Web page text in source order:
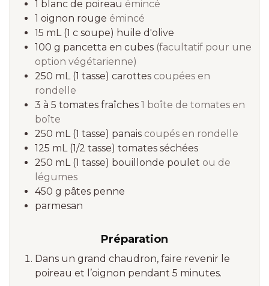
1 blanc de poireau émincé
1 oignon rouge émincé
15 mL (1 c soupe) huile d'olive
100 g pancetta en cubes (facultatif pour une
option végétarienne)
250 mL (1 tasse) carottes coupées en
rondelle
3 à 5 tomates fraîches 1 boîte de tomates en
boîte
250 mL (1 tasse) panais coupés en rondelle
125 mL (1/2 tasse) tomates séchées
250 mL (1 tasse) bouillonde poulet ou de
légumes
450 g pâtes penne
parmesan
Préparation
Dans un grand chaudron, faire revenir le
poireau et l’oignon pendant 5 minutes.